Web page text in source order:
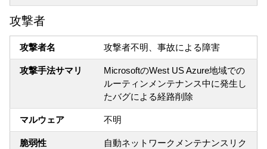
攻撃者
攻撃者名 攻撃者不明、事故による障害
攻撃手法サマリ
MicrosoftのWest US Azure地域での
ルーティンメンテナンス中に発生し
たバグによる経路削除
マルウェア 不明
脆弱性
自動ネットワークメンテナンスリク